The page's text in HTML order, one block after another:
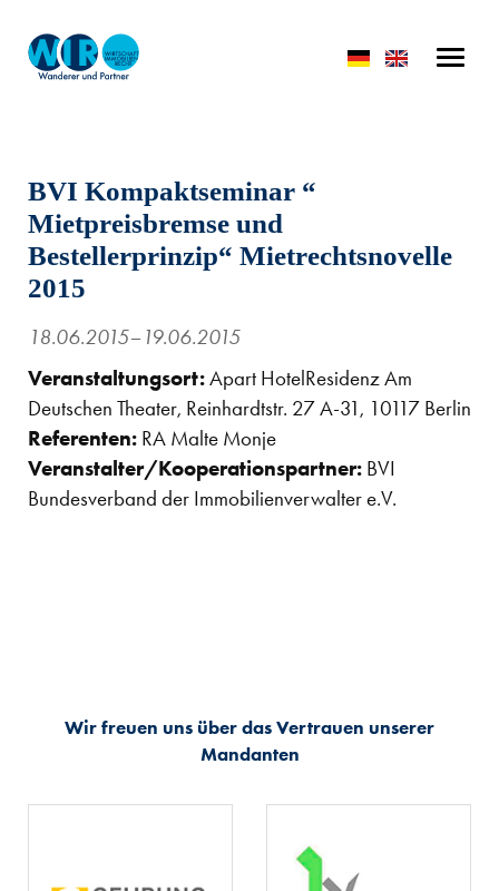
BVI Kompaktseminar “
Mietpreisbremse und
Bestellerprinzip“ Mietrechtsnovelle
2015
18.06.2015–19.06.2015
Veranstaltungsort:Apart HotelResidenz Am
Deutschen Theater, Reinhardtstr. 27 A-31, 10117 Berlin
Referenten: RA Malte Monje
Veranstalter/Kooperationspartner: BVI
Bundesverband der Immobilienverwalter e.V.
Wir freuen uns über das Vertrauen unserer
Mandanten